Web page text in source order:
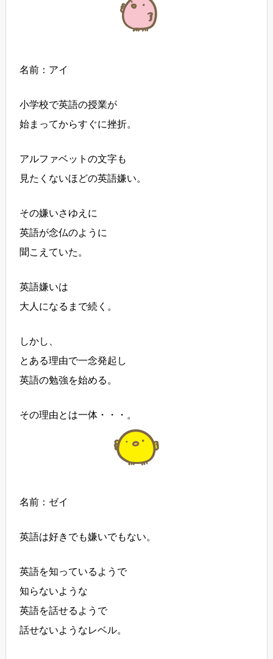
名前：アイ
小学校で英語の授業が
始まってからすぐに挫折。
アルファベットの文字も
見たくないほどの英語嫌い。
その嫌いさゆえに
英語が念仏のように
聞こえていた。
英語嫌いは
大人になるまで続く。
しかし、
とある理由で一念発起し
英語の勉強を始める。
その理由とは一体・・・。
名前：ゼイ
英語は好きでも嫌いでもない。
英語を知っているようで
知らないような
英語を話せるようで
話せないようなレベル。